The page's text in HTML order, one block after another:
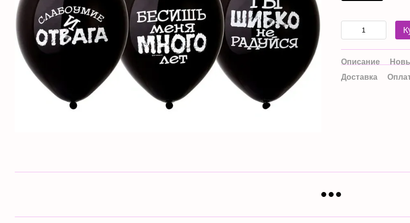
Описание
Доставка